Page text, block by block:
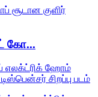
கோ...